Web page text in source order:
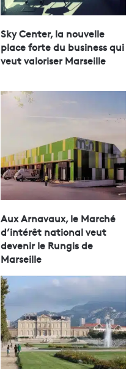
Sky Center, la nouvelle
place forte du business qui
veut valoriser Marseille
Aux Arnavaux, le Marché
d’intérêt national veut
devenir le Rungis de
Marseille